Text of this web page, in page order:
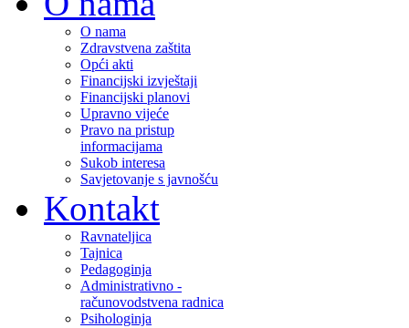
O nama
Zdravstvena zaštita
Opći akti
Financijski izvještaji
Financijski planovi
Upravno vijeće
Pravo na pristup
informacijama
Sukob interesa
Savjetovanje s javnošću
Kontakt
Ravnateljica
Tajnica
Pedagoginja
Administrativno -
računovodstvena radnica
Psihologinja